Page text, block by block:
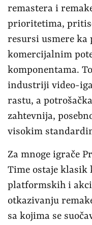
remastera i
prioritetima,
resursi usmere ka
komercijalnim
komponentama.
industriji video-
rastu, a
zahtevnija,
visokim
Za mnoge igrače
Time ostaje klasik
platformskih i
otkazivanju
sa kojima se